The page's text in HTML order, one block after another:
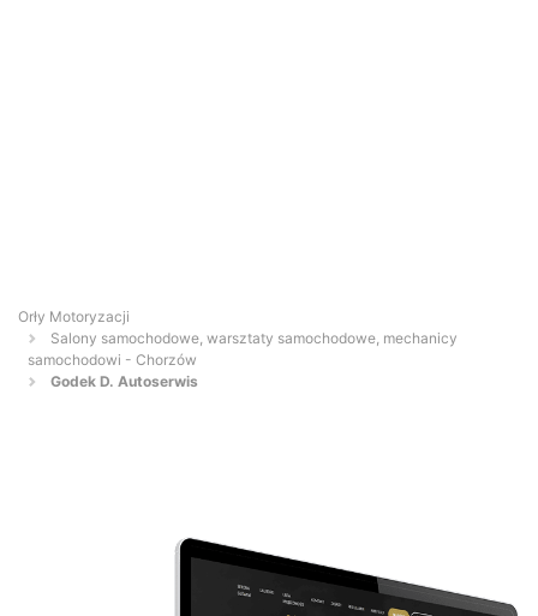
Orły Motoryzacji
Salony samochodowe, warsztaty samochodowe, mechanicy
samochodowi - Chorzów
Godek D. Autoserwis